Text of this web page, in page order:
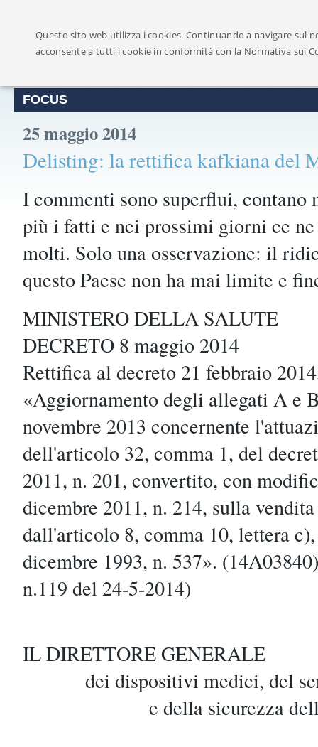
FOCUS
25 maggio 2014
Delisting: la rettifica kafkiana del
I commenti sono superflui, contano
più i fatti e nei prossimi giorni ce ne
molti. Solo una osservazione: il
questo Paese non ha mai limite e
MINISTERO DELLA SALUTE
DECRETO 8 maggio 2014
Rettifica al decreto 21 febbraio
«Aggiornamento degli allegati A e
novembre 2013 concernente
dell'articolo 32, comma 1, del
2011, n. 201, convertito, con
dicembre 2011, n. 214, sulla
dall'articolo 8, comma 10, lettera
dicembre 1993, n. 537».
n.119 del 24-5-2014)
IL DIRETTORE GENERALE
dei dispositivi medici, del
e della sicurezza delle
Questo sito web utilizza i cookies. Continuando a navigare sul
acconsente a tutti i cookie in conformità con la Normativa sui